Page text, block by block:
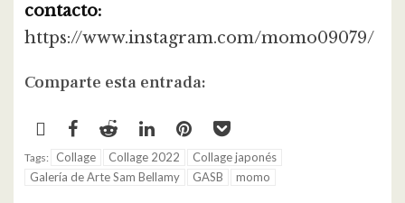
contacto:
https://www.instagram.com/momo09079/
Comparte esta entrada:
Tags: Collage Collage 2022
Collage japonés
Galería de Arte Sam Bellamy
GASB momo